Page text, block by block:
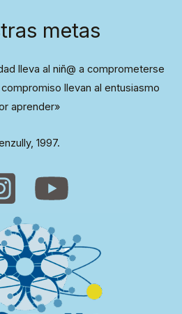
metas
lleva al niñ@ a comprometerse
llevan al entusiasmo
aprender»
1997.